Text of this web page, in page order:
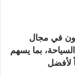
في مجال
بما يسهم
لأفضل